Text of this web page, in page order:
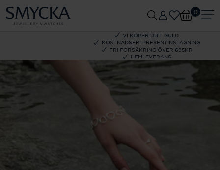
VI KÖPER DITT GULD
KOSTNADSFRI PRESENTINSLAGNING
FRI FÖRSÄKRING ÖVER 695KR
HEMLEVERANS
0